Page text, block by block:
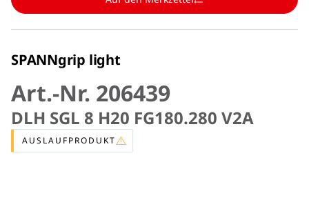
SPANNgrip light
Art.-Nr. 206439
DLH SGL 8 H20 FG180.280 V2A
AUSLAUFPRODUKT